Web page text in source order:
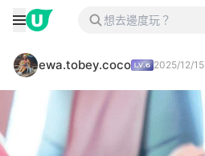
ewa.tobey.coco 2025/12/15